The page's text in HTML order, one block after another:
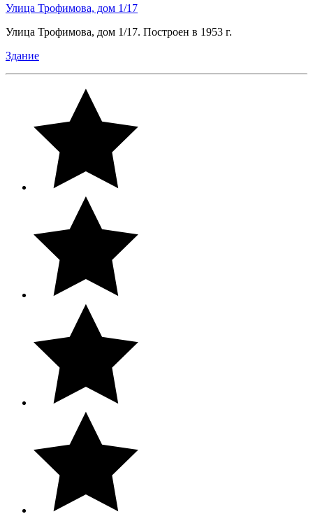
Улица Трофимова, дом 1/17
Улица Трофимова, дом 1/17. Построен в 1953 г.
Здание